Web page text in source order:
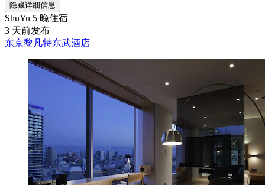
隐藏详细信息
ShuYu 5 晚住宿
3 天前发布
东京黎凡特东武酒店